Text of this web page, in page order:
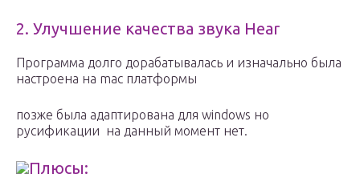
2. Улучшение качества звука Hear
Программа долго дорабатывалась и изначально была
настроена на mac платформы
позже была адаптирована для windows но
русификации на данный момент нет.
Плюсы: